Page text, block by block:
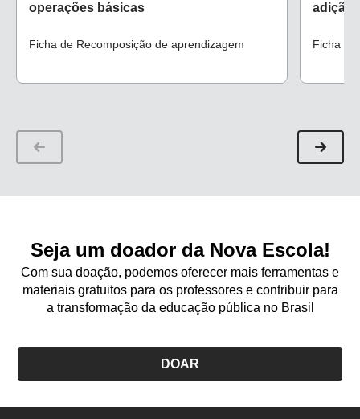
operações básicas
Ficha de Recomposição de aprendizagem
adição
Ficha
Seja um doador da Nova Escola!
Com sua doação, podemos oferecer mais ferramentas e
materiais gratuitos para os professores e contribuir para
a transformação da educação pública no Brasil
DOAR